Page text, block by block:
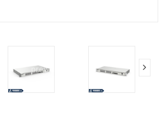
prev